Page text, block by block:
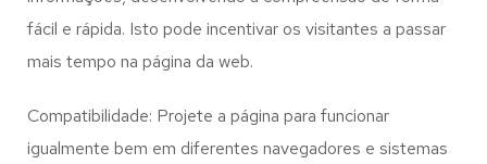
fácil e rápida. Isto pode incentivar os visitantes a passar
mais tempo na página da web.
Compatibilidade: Projete a página para funcionar
igualmente bem em diferentes navegadores e sistemas